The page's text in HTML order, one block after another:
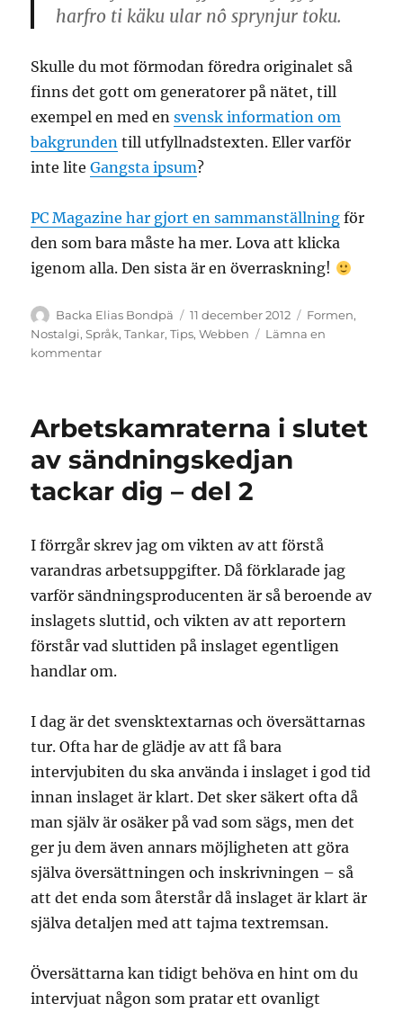
harfro ti käku ular nô sprynjur toku.
Skulle du mot förmodan föredra originalet så
finns det gott om generatorer på nätet, till
exempel en med ensvensk information om
bakgrunden till utfyllnadstexten. Eller varför
inte liteGangsta ipsum?
PC Magazine har gjort en sammanställning för
den som bara måste ha mer. Lova att klicka
igenom alla. Den sista är en överraskning!
Författare
Backa Elias Bondpä
Publicerat
den
11 december 2012 Kategorier
Formen,
Nostalgi,Språk,Tankar,Tips,Webben
Lämna en
kommentartill
är
skiten
Arbetskamraterna i slutet
av sändningskedjan
tackar dig – del 2
I förrgår skrev jag om vikten av att förstå
varandras arbetsuppgifter. Då förklarade jag
varför sändningsproducenten är så beroende av
inslagets sluttid, och vikten av att reportern
förstår vad sluttiden på inslaget egentligen
handlar om.
I dag är det svensktextarnas och översättarnas
tur. Ofta har de glädje av att få bara
intervjubiten du ska använda i inslaget i god tid
innan inslaget är klart. Det sker säkert ofta då
man själv är osäker på vad som sägs, men det
ger ju dem även annars möjligheten att göra
själva översättningen och inskrivningen – så
att det enda som återstår då inslaget är klart är
själva detaljen med att tajma textremsan.
Översättarna kan tidigt behöva en hint om du
intervjuat någon som pratar ett ovanligt